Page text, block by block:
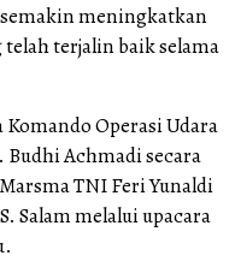
meningkatkan
terjalin baik selama
Operasi Udara
Achmadi secara
TNI Feri Yunaldi
Salam melalui upacara